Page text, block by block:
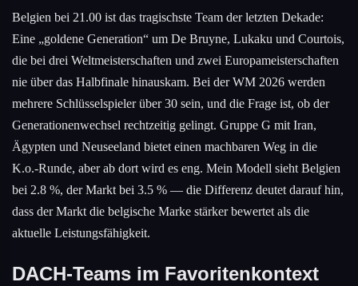
Belgien bei 21.00 ist das tragischste Team der letzten Dekade:
Eine „goldene Generation“ um De Bruyne, Lukaku und Courtois,
die bei drei Weltmeisterschaften und zwei Europameisterschaften
nie über das Halbfinale hinauskam. Bei der WM 2026 werden
mehrere Schlüsselspieler über 30 sein, und die Frage ist, ob der
Generationenwechsel rechtzeitig gelingt. Gruppe G mit Iran,
Ägypten und Neuseeland bietet einen machbaren Weg in die
K.o.-Runde, aber ab dort wird es eng. Mein Modell sieht Belgien
bei 2.8 %, der Markt bei 3.5 % — die Differenz deutet darauf hin,
dass der Markt die belgische Marke stärker bewertet als die
aktuelle Leistungsfähigkeit.
DACH-Teams im Favoritenkontext